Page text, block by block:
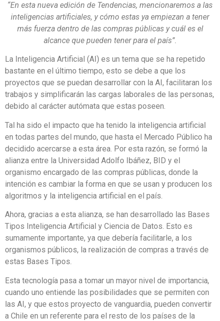
“En esta nueva edición de Tendencias, mencionaremos a las
inteligencias artificiales, y cómo estas ya empiezan a tener
más fuerza dentro de las compras públicas y cuál es el
alcance que pueden tener para el país”.
La Inteligencia Artificial (AI) es un tema que se ha repetido
bastante en el último tiempo, esto se debe a que los
proyectos que se puedan desarrollar con la AI, facilitaran los
trabajos y simplificarán las cargas laborales de las personas,
debido al carácter autómata que estas poseen.
Tal ha sido el impacto que ha tenido la inteligencia artificial
en todas partes del mundo, que hasta el Mercado Público ha
decidido acercarse a esta área. Por esta razón, se formó la
alianza entre la Universidad Adolfo Ibáñez, BID y el
organismo encargado de las compras públicas, donde la
intención es cambiar la forma en que se usan y producen los
algoritmos y la inteligencia artificial en el país.
Ahora, gracias a esta alianza, se han desarrollado las Bases
Tipos Inteligencia Artificial y Ciencia de Datos. Esto es
sumamente importante, ya que debería facilitarle, a los
organismos públicos, la realización de compras a través de
estas Bases Tipos.
Esta tecnología pasa a tomar un mayor nivel de importancia,
cuando uno entiende las posibilidades que se permiten con
las AI, y que estos proyecto de vanguardia, pueden convertir
a Chile en un referente para el resto de los países de la